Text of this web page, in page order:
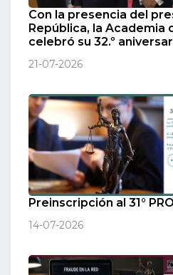
Con la presencia del
República, la Academia
celebró su 32.º
21-07-2026
Preinscripción al 31°
14-07-2026